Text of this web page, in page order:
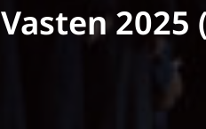
Vasten 2025